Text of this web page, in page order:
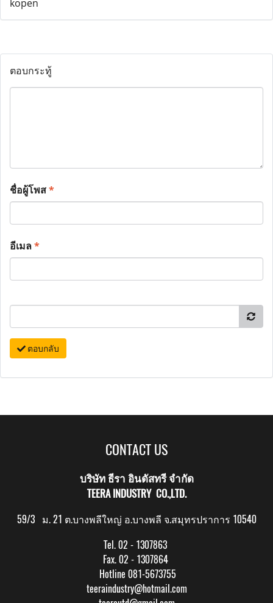
ตอบกระทู้
ชื่อผู้โพส*
อีเมล*
ตอบกลับ
CONTACT US
บริษัท ธีรา อินดัสทรี จำกัด
TEERA INDUSTRY CO.,LTD.
59/3 ม. 21 ต.บางพลีใหญ่ อ.บางพลี จ.สมุทรปราการ 10540
Tel. 02 - 1307863
Fax. 02 - 1307864
Hotline 081-5673755
teeraindustry@hotmail.com